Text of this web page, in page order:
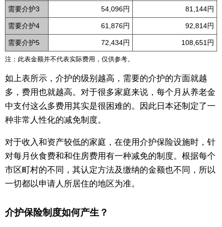
需要介护3 54,096円 81,144円
需要介护4 61,876円 92,814円
需要介护5 72,434円 108,651円
注：此表金额并不代表实际费用，仅供参考。
如上表所示，介护的级别越高，需要的介护的方面就越
多，费用也就越高。对于很多家庭来说，每个月从养老金
中支付这么多费用其实是很困难的。因此日本还制定了一
种非常人性化的减免制度。
对于收入和资产较低的家庭，在使用介护保险设施时，针
对每月伙食费和和住房费用有一种减免的制度。根据每个
市区町村的不同，其认定方法及缴纳的金额也不同，所以
一切都以申请人所居住的地区为准。
介护保险制度如何产生？